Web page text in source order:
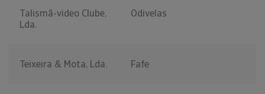
Talismã-video Clube,
Lda.
Odivelas
Teixeira & Mota, Lda. Fafe